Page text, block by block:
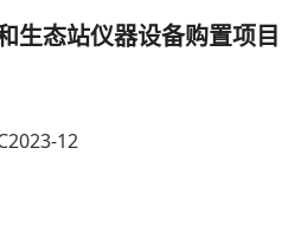
生态站仪器设备购置项目
12